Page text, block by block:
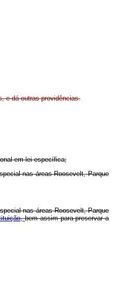
e dá outras providências.
em lei específica;
nas áreas Roosevelt, Parque
nas áreas Roosevelt, Parque
bem assim para preservar a